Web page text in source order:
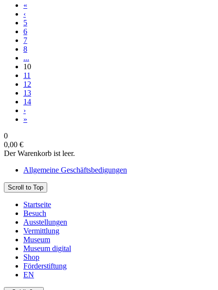
«
‹
5
6
7
8
...
10
11
12
13
14
›
»
0
0,00 €
Der Warenkorb ist leer.
Allgemeine Geschäftsbedigungen
Scroll to Top
Startseite
Besuch
Ausstellungen
Vermittlung
Museum
Museum digital
Shop
Förderstiftung
EN